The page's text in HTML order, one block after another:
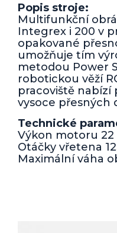
Popis stroje:
Multifunkční
Integrex i 200 v
opakované
umožňuje tím
metodou Power
robotickou věží
pracoviště
vysoce přesných
Technické
Výkon motoru 22
Otáčky vřetena
Maximální váha